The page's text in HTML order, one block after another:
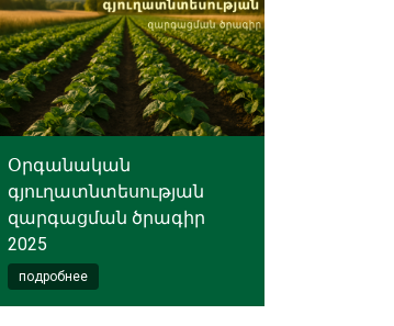
Օրգանական
գյուղատնտեսության
զարգացման ծրագիր
2025
подробнее